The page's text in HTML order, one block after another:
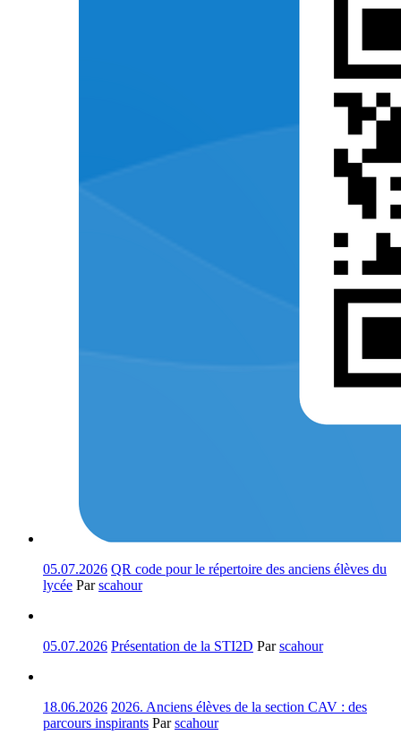
05.07.2026 QR code pour le répertoire des anciens élèves du
lycée Parscahour
05.07.2026 Présentation de la STI2D Parscahour
18.06.2026 2026. Anciens élèves de la section CAV : des
parcours inspirants Parscahour